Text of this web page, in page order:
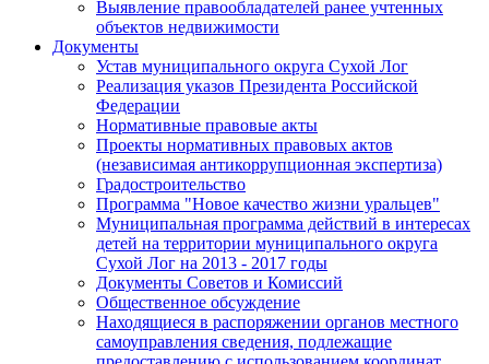
Выявление правообладателей ранее учтенных
объектов недвижимости
Документы
Устав муниципального округа Сухой Лог
Реализация указов Президента Российской
Федерации
Нормативные правовые акты
Проекты нормативных правовых актов
(независимая антикоррупционная экспертиза)
Градостроительство
Программа "Новое качество жизни уральцев"
Муниципальная программа действий в интересах
детей на территории муниципального округа
Сухой Лог на 2013 - 2017 годы
Документы Советов и Комиссий
Общественное обсуждение
Находящиеся в распоряжении органов местного
самоуправления сведения, подлежащие